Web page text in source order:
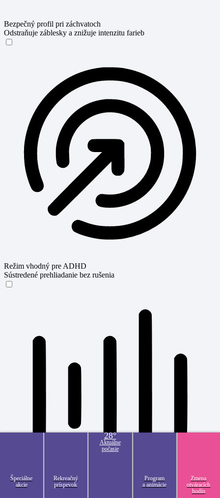
Špeciálne
akcie
Rekreačný
príspevok
28°
Aktuálne
počasie
Program
a animácie
Zmena
otváracích
hodín
Bezpečný profil pri záchvatoch
Odstraňuje záblesky a znižuje intenzitu farieb
Režim vhodný pre ADHD
Sústredené prehliadanie bez rušenia